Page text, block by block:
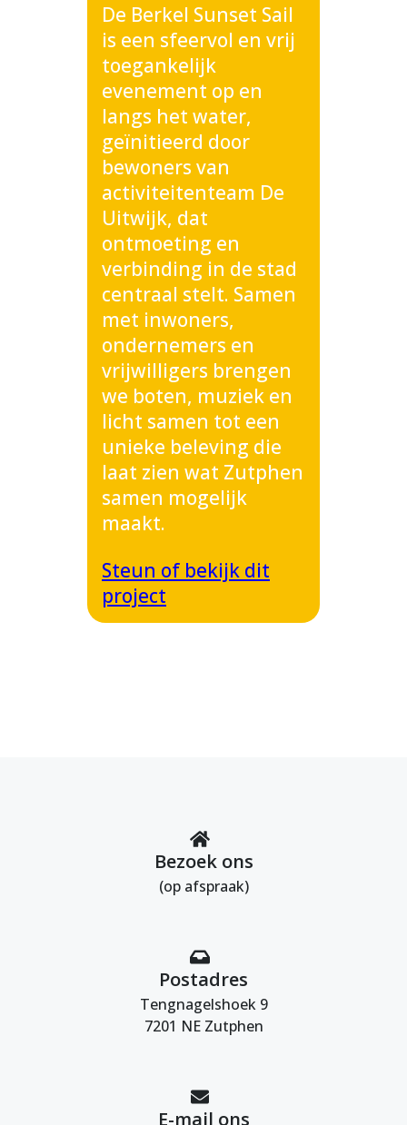
De Berkel Sunset Sail
is een sfeervol en vrij
toegankelijk
evenement op en
langs het water,
geïnitieerd door
bewoners van
activiteitenteam De
Uitwijk, dat
ontmoeting en
verbinding in de stad
centraal stelt. Samen
met inwoners,
ondernemers en
vrijwilligers brengen
we boten, muziek en
licht samen tot een
unieke beleving die
laat zien wat Zutphen
samen mogelijk
maakt.
Steun of bekijk dit
project
Bezoek ons
(op afspraak)
Postadres
Tengnagelshoek 9
7201 NE Zutphen
E-mail ons